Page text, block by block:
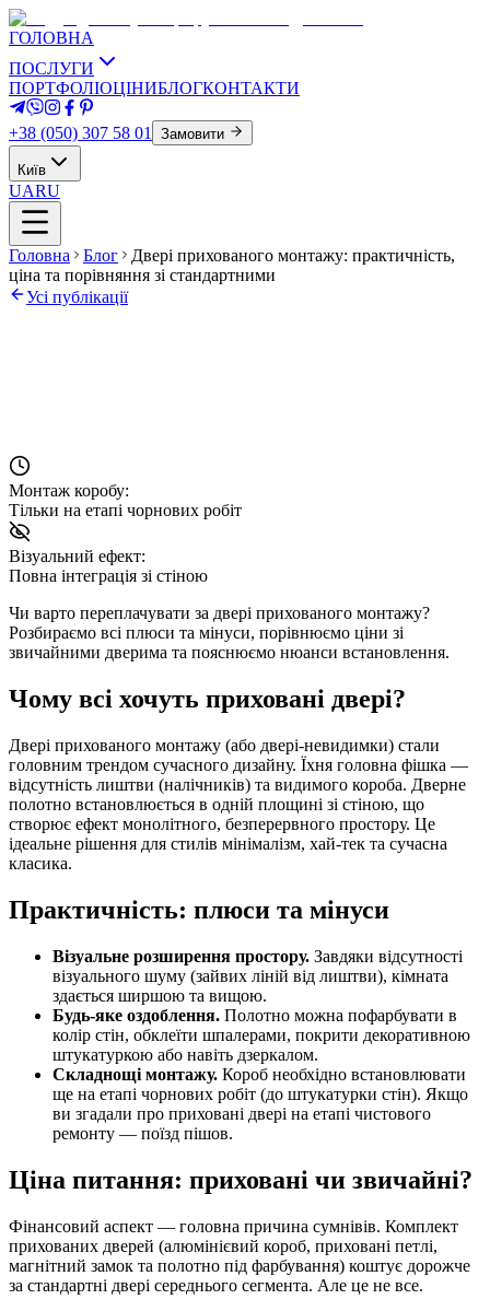
ГОЛОВНА
ПОСЛУГИ
ПОРТФОЛІОЦІНИБЛОГКОНТАКТИ
+38 (050) 307 58 01 Замовити
Київ
UARU
Головна Блог
Двері прихованого монтажу: практичність,
ціна та порівняння зі стандартними
Усі публікації
Монтаж коробу:
Тільки на етапі чорнових робіт
Візуальний ефект:
Повна інтеграція зі стіною
Чи варто переплачувати за двері прихованого монтажу?
Розбираємо всі плюси та мінуси, порівнюємо ціни зі
звичайними дверима та пояснюємо нюанси встановлення.
Чому всі хочуть приховані двері?
Двері прихованого монтажу (або двері-невидимки) стали
головним трендом сучасного дизайну. Їхня головна фішка —
відсутність лиштви (налічників) та видимого короба. Дверне
полотно встановлюється в одній площині зі стіною, що
створює ефект монолітного, безперервного простору. Це
ідеальне рішення для стилів мінімалізм, хай-тек та сучасна
класика.
Практичність: плюси та мінуси
Візуальне розширення простору. Завдяки відсутності
візуального шуму (зайвих ліній від лиштви), кімната
здається ширшою та вищою.
Будь-яке оздоблення. Полотно можна пофарбувати в
колір стін, обклеїти шпалерами, покрити декоративною
штукатуркою або навіть дзеркалом.
Складнощі монтажу. Короб необхідно встановлювати
ще на етапі чорнових робіт (до штукатурки стін). Якщо
ви згадали про приховані двері на етапі чистового
ремонту — поїзд пішов.
Ціна питання: приховані чи звичайні?
Фінансовий аспект — головна причина сумнівів. Комплект
прихованих дверей (алюмінієвий короб, приховані петлі,
магнітний замок та полотно під фарбування) коштує дорожче
за стандартні двері середнього сегмента. Але це не все.